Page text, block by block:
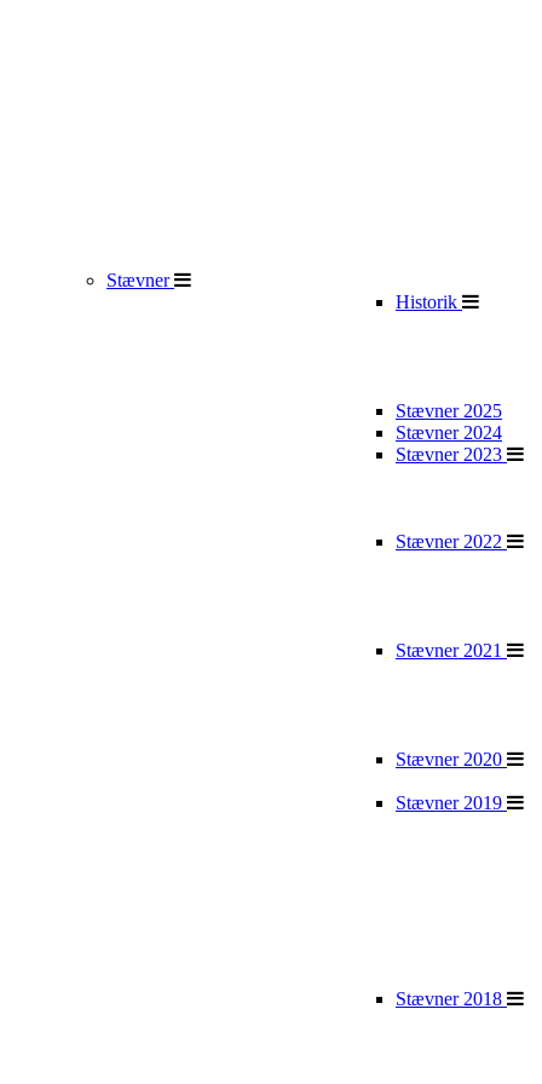
Stævner
Historik
Stævner 2025
Stævner 2024
Stævner 2023
Stævner 2022
Stævner 2021
Stævner 2020
Stævner 2019
Stævner 2018